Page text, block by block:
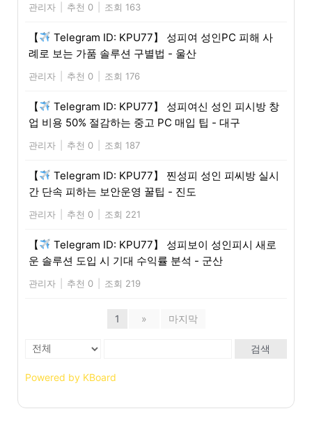
관리자 추천 0 조회 163
【
Telegram ID: KPU77】 성피여 성인PC 피해 사
례로 보는 가품 솔루션 구별법 - 울산
관리자 추천 0 조회 176
【
Telegram ID: KPU77】 성피여신 성인 피시방 창
업 비용 50% 절감하는 중고 PC 매입 팁 - 대구
관리자 추천 0 조회 187
【
Telegram ID: KPU77】 찐성피 성인 피씨방 실시
간 단속 피하는 보안운영 꿀팁 - 진도
관리자 추천 0 조회 221
【
Telegram ID: KPU77】 성피보이 성인피시 새로
운 솔루션 도입 시 기대 수익률 분석 - 군산
관리자 추천 0 조회 219
1 » 마지막
검색
Powered by KBoard